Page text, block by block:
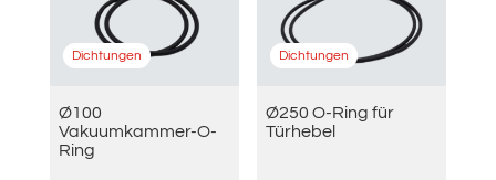
Dichtungen
Ø100
Vakuumkammer-O-
Ring
Dichtungen
Ø250 O-Ring für
Türhebel